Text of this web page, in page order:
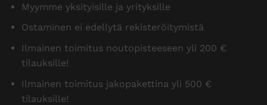
Myymme yksityisille ja yrityksille
Ostaminen ei edellytä rekisteröitymistä
Ilmainen toimitus noutopisteeseen yli 200 €
tilauksille!
Ilmainen toimitus jakopakettina yli 500 €
tilauksille!